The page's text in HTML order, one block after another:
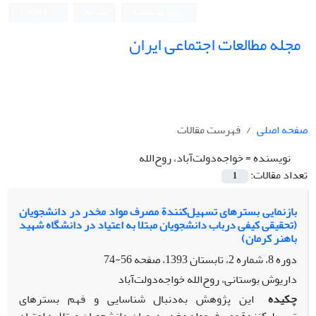
مجله مطالعات اجتماعی ایران
صفحه اصلی
فهرست مقالات
نویسنده =خواجه‌دولت‌آباد، روح‌الله
تعداد مقالات:
1
بازنمایی بسترهای تسهیل‌‌کنندة مصرف مواد مخدر در دانشجویان
(تحقیقی کیفی درباب دانشجویان مبتلا به اعتیاد در دانشگاه شهید
باهنر کرمان)
دوره 8، شماره 2، تابستان 1393، صفحه
56-74
داریوش بوستانی، روح‌الله خواجه‌دولت‌آباد
چکیده
این پژوهش به‌دنبال شناسایی و فهم بسترهای